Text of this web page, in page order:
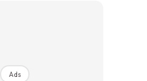
Ads